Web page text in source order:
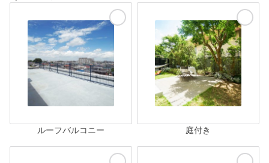
ルーフバルコニー 庭付き